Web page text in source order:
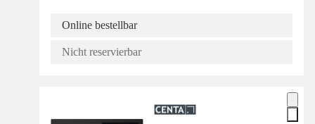
Online bestellbar
Nicht reservierbar